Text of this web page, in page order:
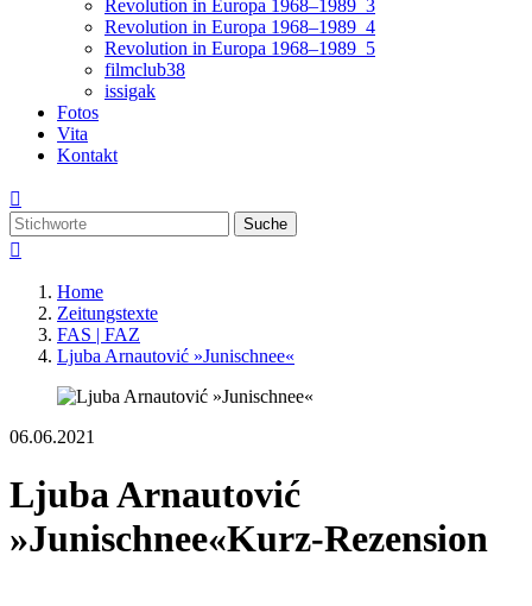
Revolution in Europa 1968–1989_3
Revolution in Europa 1968–1989_4
Revolution in Europa 1968–1989_5
filmclub38
issigak
Fotos
Vita
Kontakt

Suche

Home
Zeitungstexte
FAS | FAZ
Ljuba Arnautović »Junischnee«
06.06.2021
Ljuba Arnautović
»Junischnee«Kurz-Rezension